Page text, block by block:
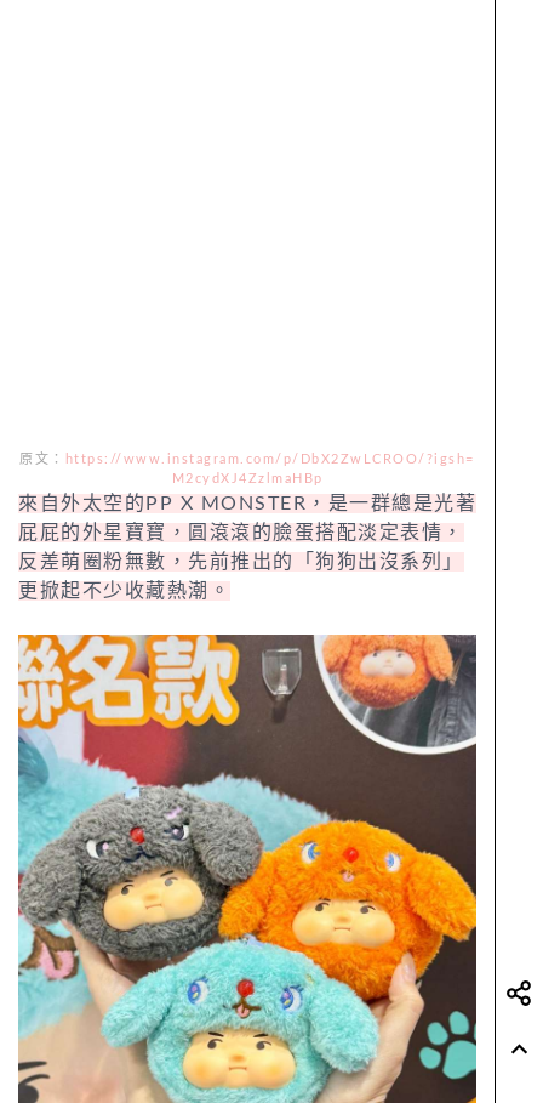
原文：
https://www.instagram.com/p/DbX2ZwLCROO/?igsh=
M2cydXJ4ZzlmaHBp
來自外太空的PP X MONSTER，是一群總是光著
屁屁的外星寶寶，圓滾滾的臉蛋搭配淡定表情，
反差萌圈粉無數，先前推出的「狗狗出沒系列」
更掀起不少收藏熱潮。